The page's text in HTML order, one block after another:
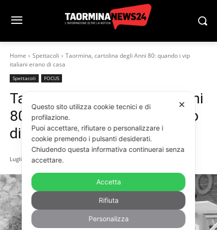
Home Spettacoli
Taormina, cartolina degli Anni 80: quando i vip
italiani erano di casa
Spettacoli FOCUS
Taormina, cartolina degli Anni
80: quando i vip italiani erano
di casa
Luglio 4, 2025
✕
Questo sito utilizza cookie tecnici e di
profilazione.
Puoi accettare, rifiutare o personalizzare i
cookie premendo i pulsanti desiderati.
Chiudendo questa informativa continuerai senza
accettare.
Accetta
Rifiuta
Personalizza